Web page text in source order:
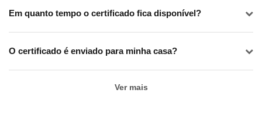
Em quanto tempo o certificado fica disponível?
O certificado é enviado para minha casa?
Ver mais